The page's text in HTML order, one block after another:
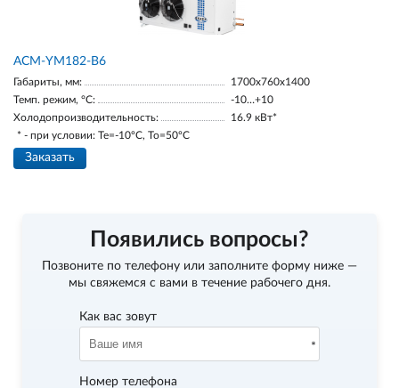
АСМ-YM182-В6
Габариты, мм:
1700х760х1400
Темп. режим, °С:
-10…+10
Холодопроизводительность:
16.9 кВт*
* - при условии: Te=-10ºC, To=50ºC
Заказать
Появились вопросы?
Позвоните по телефону или заполните форму ниже —
мы свяжемся с вами в течение рабочего дня.
Как вас зовут
Номер телефона